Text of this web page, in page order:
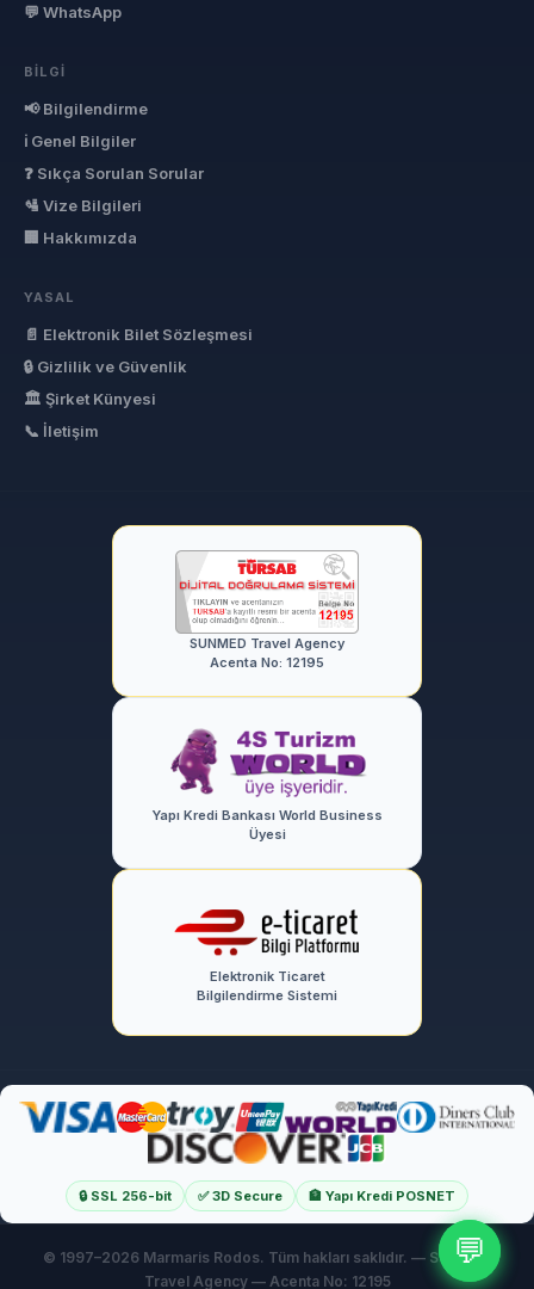
💬 WhatsApp
BILGI
📢 Bilgilendirme
ℹ Genel Bilgiler
❓ Sıkça Sorulan Sorular
🛂 Vize Bilgileri
🏢 Hakkımızda
YASAL
📄 Elektronik Bilet Sözleşmesi
🔒 Gizlilik ve Güvenlik
🏛 Şirket Künyesi
📞 İletişim
SUNMED Travel Agency
Acenta No: 12195
Yapı Kredi Bankası World Business
Üyesi
Elektronik Ticaret
Bilgilendirme Sistemi
🔒 SSL 256-bit ✅ 3D Secure 🏦 Yapı Kredi POSNET
© 1997–2026 Marmaris Rodos. Tüm hakları saklıdır. — SUNMED
Travel Agency — Acenta No: 12195
💬
💬